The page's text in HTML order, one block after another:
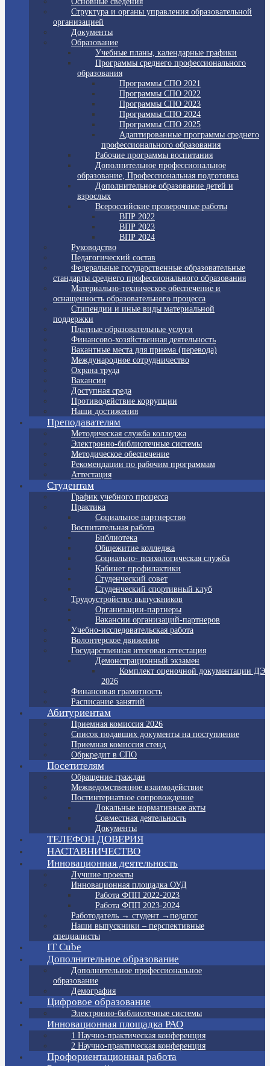
Структура и органы управления образовательной
организацией
Документы
Образование
Учебные планы, календарные графики
Программы среднего профессионального
образования
Программы СПО 2021
Программы СПО 2022
Программы СПО 2023
Программы СПО 2024
Программы СПО 2025
Адаптированные программы среднего
профессионального образования
Рабочие программы воспитания
Дополнительное профессиональное
образование, Профессиональная подготовка
Дополнительное образование детей и
взрослых
Всероссийские проверочные работы
ВПР 2022
ВПР 2023
ВПР 2024
Руководство
Педагогический состав
Федеральные государственные образовательные
стандарты среднего профессионального образования
Материально-техническое обеспечение и
оснащенность образовательного процесса
Стипендии и иные виды материальной
поддержки
Платные образовательные услуги
Финансово-хозяйственная деятельность
Вакантные места для приема (перевода)
Международное сотрудничество
Охрана труда
Вакансии
Доступная среда
Противодействие коррупции
Наши достижения
Преподавателям
Методическая служба колледжа
Электронно-библиотечные системы
Методическое обеспечение
Рекомендации по рабочим программам
Аттестация
Студентам
График учебного процесса
Практика
Социальное партнерство
Воспитательная работа
Библиотека
Общежитие колледжа
Социально- психологическая служба
Кабинет профилактики
Студенческий совет
Студенческий спортивный клуб
Трудоустройство выпускников
Организации-партнеры
Вакансии организаций-партнеров
Учебно-исследовательская работа
Волонтерское движение
Государственная итоговая аттестация
Демонстрационный экзамен
Комплект оценочной документации ДЭ
2026
Финансовая грамотность
Расписание занятий
Абитуриентам
Приемная комиссия 2026
Список подавших документы на поступление
Приемная комиссия стенд
Обркредит в СПО
Посетителям
Обращение граждан
Межведомственное взаимодействие
Постинтернатное сопровождение
Локальные нормативные акты
Совместная деятельность
Документы
ТЕЛЕФОН ДОВЕРИЯ
НАСТАВНИЧЕСТВО
Инновационная деятельность
Лучшие проекты
Инновационная площадка ОУД
Работа ФПП 2022-2023
Работа ФПП 2023-2024
Работодатель → студент →педагог
Наши выпускники – перспективные
специалисты
IT Cube
Дополнительное образование
Дополнительное профессиональное
образование
Демография
Цифровое образование
Электронно-библиотечные системы
Инновационная площадка РАО
1 Научно-практическая конференция
2 Научно-практическая конференция
Профориентационная работа